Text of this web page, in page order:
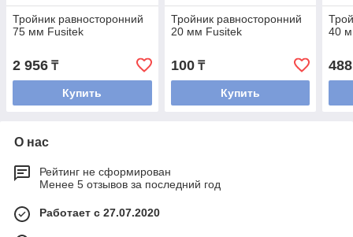
Тройник равносторонний
75 мм Fusitek
2 956 ₸
Купить
Тройник равносторонний
20 мм Fusitek
100₸
Купить
40
488
О нас
Рейтинг не сформирован
Менее 5 отзывов за последний год
Работает с 27.07.2020